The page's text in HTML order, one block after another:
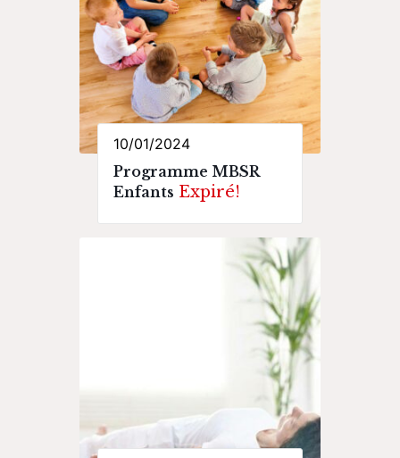
10/01/2024
Programme MBSR
Enfants Expiré!